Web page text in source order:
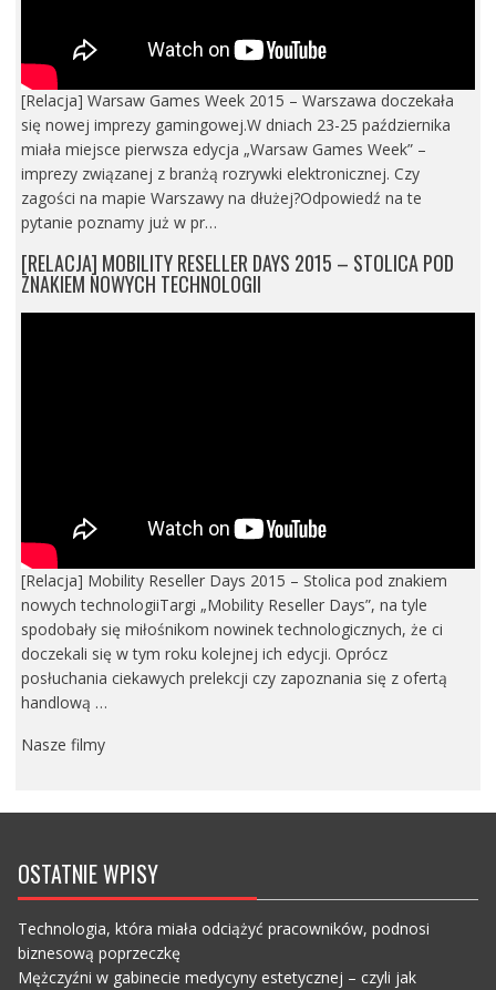
[Relacja] Warsaw Games Week 2015 – Warszawa doczekała
się nowej imprezy gamingowej.W dniach 23-25 października
miała miejsce pierwsza edycja „Warsaw Games Week” –
imprezy związanej z branżą rozrywki elektronicznej. Czy
zagości na mapie Warszawy na dłużej?Odpowiedź na te
pytanie poznamy już w pr…
[RELACJA] MOBILITY RESELLER DAYS 2015 – STOLICA POD
ZNAKIEM NOWYCH TECHNOLOGII
[Relacja] Mobility Reseller Days 2015 – Stolica pod znakiem
nowych technologiiTargi „Mobility Reseller Days”, na tyle
spodobały się miłośnikom nowinek technologicznych, że ci
doczekali się w tym roku kolejnej ich edycji. Oprócz
posłuchania ciekawych prelekcji czy zapoznania się z ofertą
handlową …
Nasze filmy
OSTATNIE WPISY
Technologia, która miała odciążyć pracowników, podnosi
biznesową poprzeczkę
Mężczyźni w gabinecie medycyny estetycznej – czyli jak